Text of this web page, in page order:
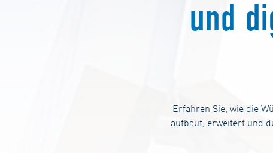
und
Erfahren Sie, wie die
aufbaut, erweitert und